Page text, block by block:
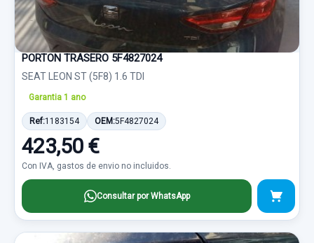
PORTON TRASERO 5F4827024
SEAT LEON ST (5F8) 1.6 TDI
Garantia 1 ano
Ref:1183154 OEM:5F4827024
423,50 €
Con IVA, gastos de envio no incluidos.
Consultar por WhatsApp